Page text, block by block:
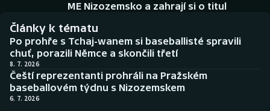
Boby a skeleton
Box
AZ kvíz
ME Nizozemsko a zahrají si o titul
Články k tématu
Po prohře s Tchaj-wanem si baseballisté spravili
chuť, porazili Němce a skončili třetí
8. 7. 2026
Čeští reprezentanti prohráli na Pražském
baseballovém týdnu s Nizozemskem
6. 7. 2026